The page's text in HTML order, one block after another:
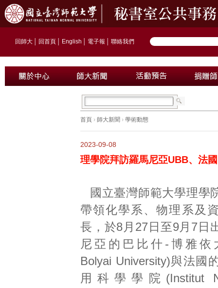
回師大 回首頁 English 電子報 聯絡我們
首頁 › 師大新聞 › 學術動態
2023-09-08
理學院拜訪羅馬尼亞UBB、法
國立臺灣師範大學理學
帶領化學系、物理系及
長，於8月27日至9月7日
尼亞的巴比什-博雅依
Bolyai University)與法國
用科學學院(Institut